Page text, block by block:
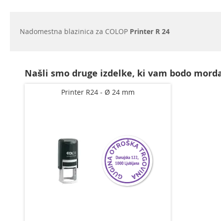
Nadomestna blazinica za COLOP Printer R 24
Našli smo druge izdelke, ki vam bodo
Printer R24 - Ø 24 mm